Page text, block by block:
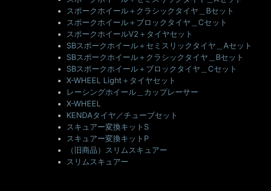
スポークホイール＋クラシックタイヤ＿Bセット
スポークホイール＋ブロックタイヤ＿Cセット
スポークホイールV2＋タイヤセット
SBスポークホイール＋セミスリックタイヤ＿Aセット
SBスポークホイール＋クラシックタイヤ＿Bセット
SBスポークホイール＋ブロックタイヤ＿Cセット
X-WHEEL Light＋タイヤセット
レーシングホイール＿カップレーサー
X-WHEEL
KENDAタイヤ／チューブセット
スキュアー変換キットS
スキュアー変換キットP
（旧商品）スリムスキュアー
スリムスキュアー